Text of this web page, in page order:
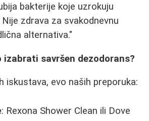
bakterije koje uzrokuju
zdrava za svakodnevnu
alternativa."
izabrati savršen dezodorans?
iskustava, evo naših preporuka:
: Rexona Shower Clean ili Dove